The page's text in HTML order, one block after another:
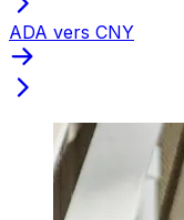
ADA vers CNY